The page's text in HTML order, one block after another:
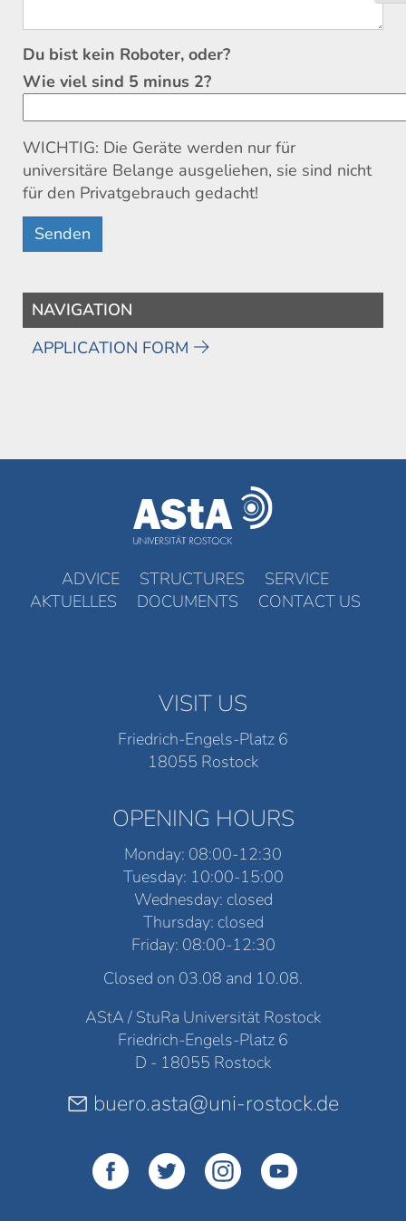
Du bist kein Roboter, oder?
Wie viel sind 5 minus 2?
WICHTIG: Die Geräte werden nur für
universitäre Belange ausgeliehen, sie sind nicht
für den Privatgebrauch gedacht!
NAVIGATION
APPLICATION FORM
ADVICE STRUCTURES
SERVICE
AKTUELLES
DOCUMENTS CONTACT US
VISIT US
Friedrich-Engels-Platz 6
18055 Rostock
OPENING HOURS
Monday: 08:00-12:30
Tuesday: 10:00-15:00
Wednesday: closed
Thursday: closed
Friday: 08:00-12:30
Closed on 03.08 and 10.08.
AStA / StuRa Universität Rostock
Friedrich-Engels-Platz 6
D - 18055 Rostock
buero.asta@uni-rostock.de